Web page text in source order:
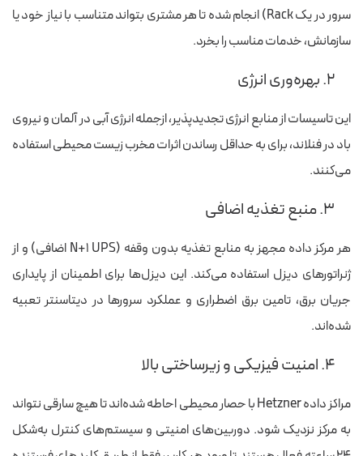
سرور در یک Rack) انجام شده تا هر مشتری بتواند متناسب با نیاز خود یا
سازمانش، خدمات مناسب را بخرد.
۲. بهره‌وری انرژی
این تاسیسات از منابع انرژی تجدیدپذیر، ازجمله انرژی آبی در آلمان و نیروی
باد در فنلاند، برای به حداقل رساندن اثرات مخرب زیست محیطی استفاده
می‌کنند.
۳. منبع تغذیه اضافی
هر مرکز داده مجهز به منابع تغذیه بدون وقفه (N+1 UPS اضافی) و از
ژنراتورهای دیزل استفاده می‌کند. این دیزل‌ها برای اطمینان از پایداری
جریان برق، تامین برق اضطراری و عملکرد سرورها در دیتاسنتر تعبیه
شده‌اند.
۴. امنیت فیزیکی و زیرساختی بالا
مراکز داده Hetzner با حصار محیطی احاطه شده‌اند تا هیچ سارقی نتواند
به مرکز نزدیک شود. دوربین‌های امنیتی و سیستم‌های کنترل به‌شکل